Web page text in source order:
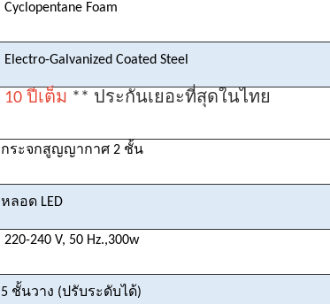
Cyclopentane Foam
Electro-Galvanized Coated Steel
10 ปีเต็ม ** ประกันเยอะที่สุดในไทย
กระจกสูญญากาศ 2 ชั้น
หลอด LED
220-240 V, 50 Hz.,300w
5 ชั้นวาง (ปรับระดับได้)